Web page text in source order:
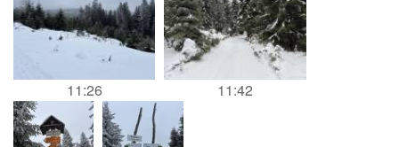
11:26 11:42